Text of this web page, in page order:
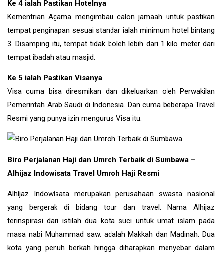
Ke 4 ialah Pastikan Hotelnya
Kementrian Agama mengimbau calon jamaah untuk pastikan
tempat penginapan sesuai standar ialah minimum hotel bintang
3. Disamping itu, tempat tidak boleh lebih dari 1 kilo meter dari
tempat ibadah atau masjid.
Ke 5 ialah Pastikan Visanya
Visa cuma bisa diresmikan dan dikeluarkan oleh Perwakilan
Pemerintah Arab Saudi di Indonesia. Dan cuma beberapa Travel
Resmi yang punya izin mengurus Visa itu.
Biro Perjalanan Haji dan Umroh Terbaik di Sumbawa –
Alhijaz Indowisata Travel Umroh Haji Resmi
Alhijaz Indowisata merupakan perusahaan swasta nasional
yang bergerak di bidang tour dan travel. Nama Alhijaz
terinspirasi dari istilah dua kota suci untuk umat islam pada
masa nabi Muhammad saw. adalah Makkah dan Madinah. Dua
kota yang penuh berkah hingga diharapkan menyebar dalam